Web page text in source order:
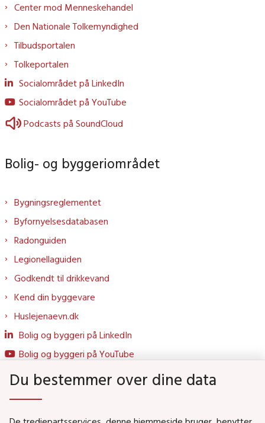
Center mod Menneskehandel
Den Nationale Tolkemyndighed
Tilbudsportalen
Tolkeportalen
Socialområdet på LinkedIn
Socialområdet på YouTube
Podcasts på SoundCloud
Bolig- og byggeriområdet
Bygningsreglementet
Byfornyelsesdatabasen
Radonguiden
Legionellaguiden
Godkendt til drikkevand
Kend din byggevare
Huslejenaevn.dk
Bolig og byggeri på LinkedIn
Bolig og byggeri på YouTube
Du bestemmer over dine data